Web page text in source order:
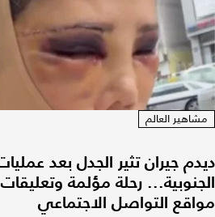
مشاهير العالم
ديدم جيران تثير الجدل بعد
الجنوبية... رحلة مؤلمة
مواقع التواصل الاجتماعي